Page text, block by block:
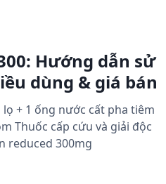
Hướng dẫn sử
dùng & giá bán
+ 1 ống nước cất pha tiêm
Thuốc cấp cứu và giải độc
reduced 300mg